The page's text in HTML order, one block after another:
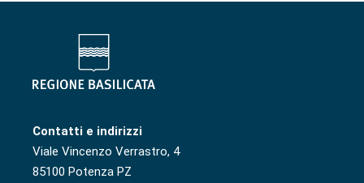
Contatti e indirizzi
Viale Vincenzo Verrastro, 4
85100 Potenza PZ